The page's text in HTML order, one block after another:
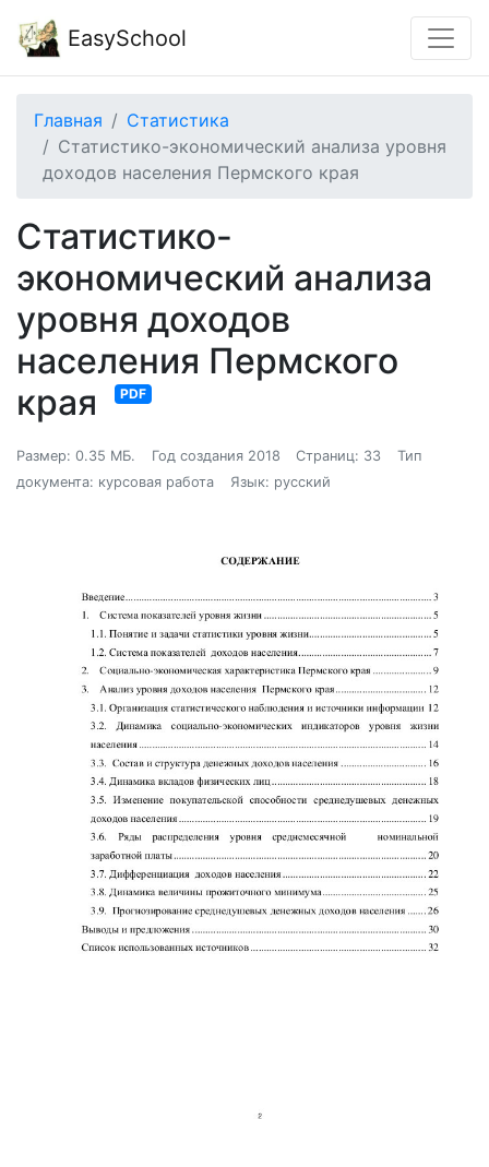
EasySchool
Главная
Статистика
Статистико-экономический анализа уровня
доходов населения Пермского края
Статистико-
экономический анализа
уровня доходов
населения Пермского
края
PDF
Размер: 0.35 МБ. Год создания 2018 Страниц: 33
Тип
документа: курсовая работа
Язык: русский